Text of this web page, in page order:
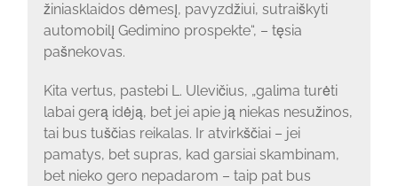
žiniasklaidos dėmesį, pavyzdžiui, sutraiškyti
automobilį Gedimino prospekte“, – tęsia
pašnekovas.
Kita vertus, pastebi L. Ulevičius, „galima turėti
labai gerą idėją, bet jei apie ją niekas nesužinos,
tai bus tuščias reikalas. Ir atvirkščiai – jei
pamatys, bet supras, kad garsiai skambinam,
bet nieko gero nepadarom – taip pat bus